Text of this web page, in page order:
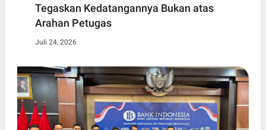
Tegaskan Kedatangannya Bukan atas
Arahan Petugas
Juli 24, 2026